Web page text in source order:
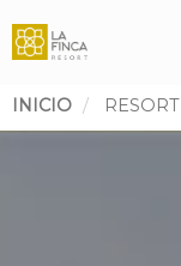
Ruta
INICIO RESORT